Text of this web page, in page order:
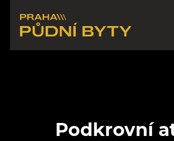
Podkrovní